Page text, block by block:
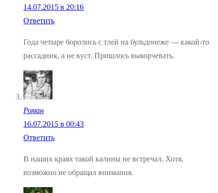
14.07.2015 в 20:16
Ответить
Года четыре боролись с тлей на бульдонеже — какой-то
рассадник, а не куст. Пришлось выкорчевать.
Роман
16.07.2015 в 00:43
Ответить
В наших краях такой калины не встречал. Хотя,
возможно не обращал внимания.